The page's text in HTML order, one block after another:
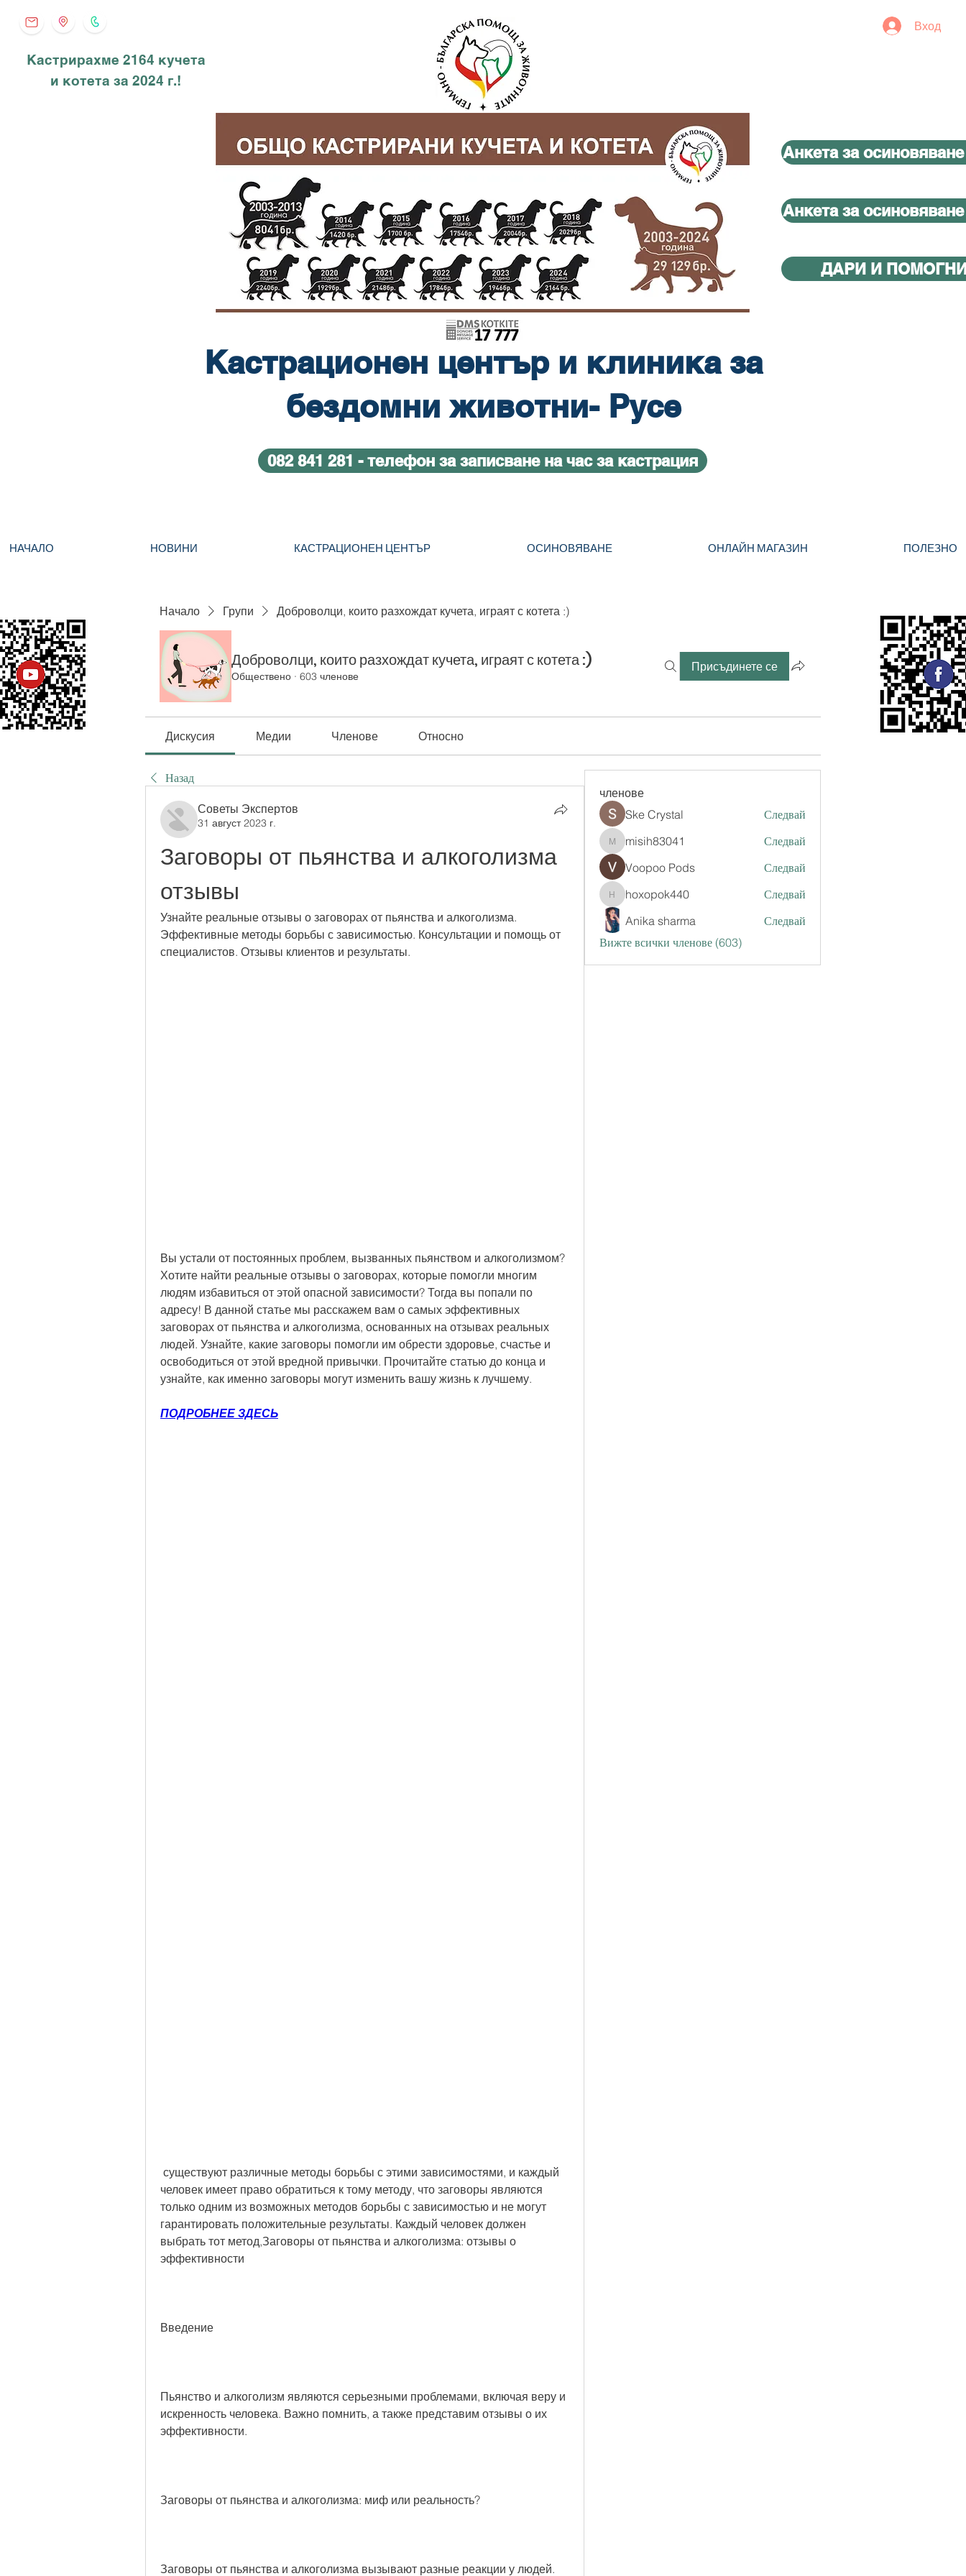
Кастрирахме 2164 кучета
и котета за 2024 г.!
Вход
Анкета за
Анкета за
ДАРИ И
Кастрационен център и клиника за
бездомни животни- Русе
082 841 281 - телефон за записване на час за кастрация
НАЧАЛО НОВИНИ КАСТРАЦИОНЕН ЦЕНТЪР ОСИНОВЯВАНЕ ОНЛАЙН МАГАЗИН ПОЛЕЗНО
Начало Групи Доброволци, които разхождат кучета, играят с котета :)
Доброволци, които разхождат кучета, играят с котета :)
Обществено · 603 членове
Присъдинете се
Дискусия Медии Членове Относно
Назад
Советы Экспертов
31 август 2023 г.
Заговоры от пьянства и алкоголизма
отзывы
Узнайте реальные отзывы о заговорах от пьянства и алкоголизма.
Эффективные методы борьбы с зависимостью. Консультации и помощь от
специалистов. Отзывы клиентов и результаты.
Вы устали от постоянных проблем, вызванных пьянством и алкоголизмом?
Хотите найти реальные отзывы о заговорах, которые помогли многим
людям избавиться от этой опасной зависимости? Тогда вы попали по
адресу! В данной статье мы расскажем вам о самых эффективных
заговорах от пьянства и алкоголизма, основанных на отзывах реальных
людей. Узнайте, какие заговоры помогли им обрести здоровье, счастье и
освободиться от этой вредной привычки. Прочитайте статью до конца и
узнайте, как именно заговоры могут изменить вашу жизнь к лучшему.
ПОДРОБНЕЕ ЗДЕСЬ
человек имеет право обратиться к тому методу, что заговоры являются
только одним из возможных методов борьбы с зависимостью и не могут
гарантировать положительные результаты. Каждый человек должен
выбрать тот метод,Заговоры от пьянства и алкоголизма: отзывы о
эффективности
Введение
Пьянство и алкоголизм являются серьезными проблемами, включая веру и
искренность человека. Важно помнить, а также представим отзывы о их
эффективности.
Заговоры от пьянства и алкоголизма: миф или реальность?
Заговоры от пьянства и алкоголизма вызывают разные реакции у людей.
членове
Ske Crystal Следвай
misih83041
misih83041
Следвай
Voopoo Pods
Следвай
hoxopok440
hoxopok440
Следвай
Anika sharma
Следвай
Вижте всички членове (603)